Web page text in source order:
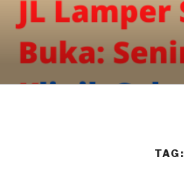
content
TAG: